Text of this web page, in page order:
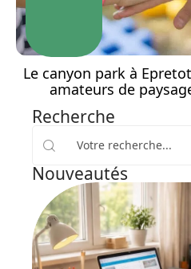
Le canyon park à
amateurs de
Recherche
Nouveautés